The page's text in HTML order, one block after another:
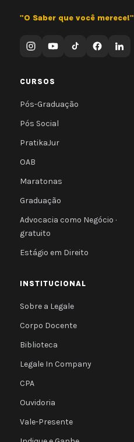
"O Saber que você merece!"
CURSOS
Pós-Graduação
Pós Social
PratikaJur
OAB
Maratonas
Graduação
Advocacia como Negócio ·
gratuito
Estágio em Direito
INSTITUCIONAL
Sobre a Legale
Corpo Docente
Biblioteca
Legale In Company
CPA
Ouvidoria
Vale-Presente